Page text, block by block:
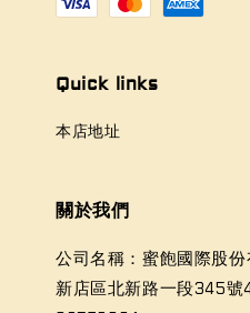
Quick links
本店地址
關於我們
公司名稱：蜜飽國際股
新店區北新路一段345號